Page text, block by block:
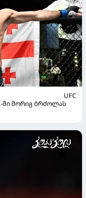
UFC
ში მორიგ ბრძოლას